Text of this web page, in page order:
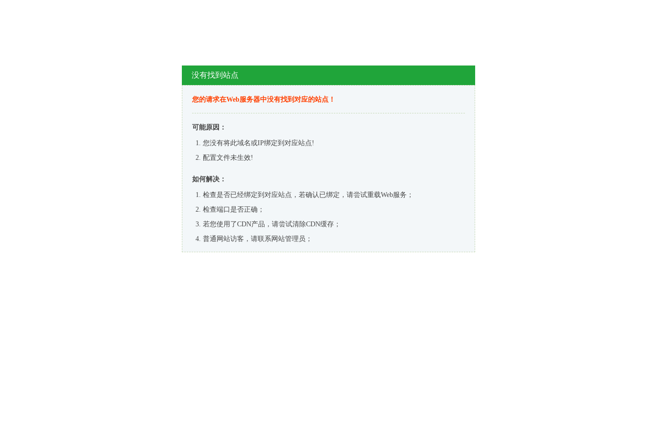
没有找到站点
您的请求在Web服务器中没有找到对应的站点！
可能原因：
您没有将此域名或IP绑定到对应站点!
配置文件未生效!
如何解决：
检查是否已经绑定到对应站点，若确认已绑定，请尝试重载Web服务；
检查端口是否正确；
若您使用了CDN产品，请尝试清除CDN缓存；
普通网站访客，请联系网站管理员；